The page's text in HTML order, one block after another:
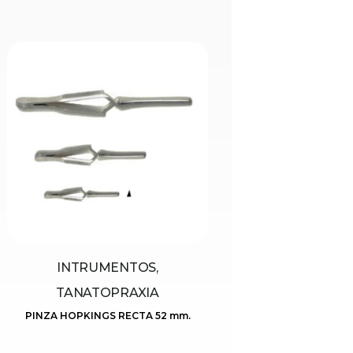
INTRUMENTOS,
TANATOPRAXIA
PINZA HOPKINGS RECTA 52 mm.